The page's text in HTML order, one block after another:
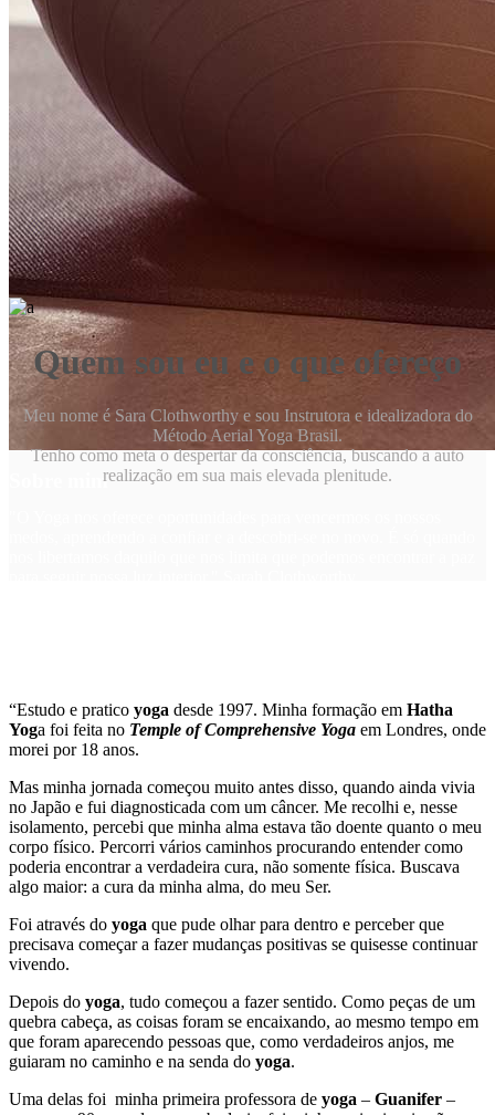
Sobre mim
Quem sou eu e o que ofereço
Meu nome é Sara Clothworthy e sou Instrutora e idealizadora do
Método Aerial Yoga Brasil.
Tenho como meta o despertar da consciência, buscando a auto
realização em sua mais elevada plenitude.
“Estudo e pratico yoga desde 1997. Minha formação em Hatha
Yoga foi feita no Temple of Comprehensive Yoga em Londres, onde
morei por 18 anos.
Mas minha jornada começou muito antes disso, quando ainda vivia
no Japão e fui diagnosticada com um câncer. Me recolhi e, nesse
isolamento, percebi que minha alma estava tão doente quanto o meu
corpo físico. Percorri vários caminhos procurando entender como
poderia encontrar a verdadeira cura, não somente física. Buscava
algo maior: a cura da minha alma, do meu Ser.
Foi através do yoga que pude olhar para dentro e perceber que
precisava começar a fazer mudanças positivas se quisesse continuar
vivendo.
Depois do yoga, tudo começou a fazer sentido. Como peças de um
quebra cabeça, as coisas foram se encaixando, ao mesmo tempo em
que foram aparecendo pessoas que, como verdadeiros anjos, me
guiaram no caminho e na senda do yoga.
Uma delas foi minha primeira professora de yoga – Guanifer –